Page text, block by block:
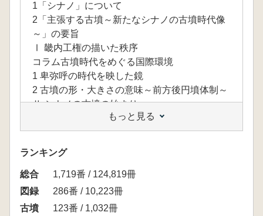
1「シナノ」について
2「主張する古墳～新たなシナノの古墳時代像
～」の要旨
Ⅰ 畿内工権の描いた秩序
コラム古墳時代をめぐる国際環境
1 卑弥呼の時代を映した鏡
2 古墳の形・大きさの意味～前方後円墳体制～
Ⅱ シナノの古墳の始まり
1 山の上に造られた古墳の始まり
コラム シナノの弥生時代と古墳時代
2 シナノ最古の古墳
3 共有される古墳づくりのルール
4 王のいた場所
Ⅲ 北信の工と大陸～方墳の登場～
1方墳の登場
もっと見る
ランキング
総合
1,719番 / 124,819冊
図録
286番 / 10,223冊
古墳
123番 / 1,032冊